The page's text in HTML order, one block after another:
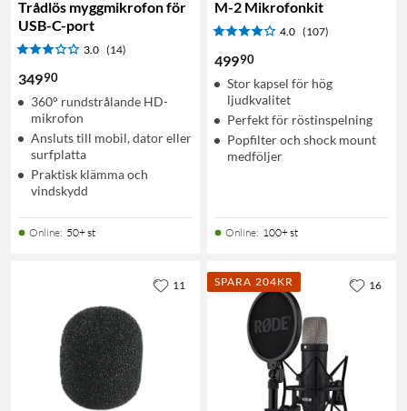
Trådlös myggmikrofon för
USB-C-port
3.0 (14)
34990
360° rundstrålande HD-
mikrofon
Ansluts till mobil, dator eller
surfplatta
Praktisk klämma och
vindskydd
Online: 50+ st
M-2 Mikrofonkit
4.0 (107)
49990
Stor kapsel för hög
ljudkvalitet
Perfekt för röstinspelning
Popfilter och shock mount
medföljer
Online: 100+ st
11 SPARA 204KR 16